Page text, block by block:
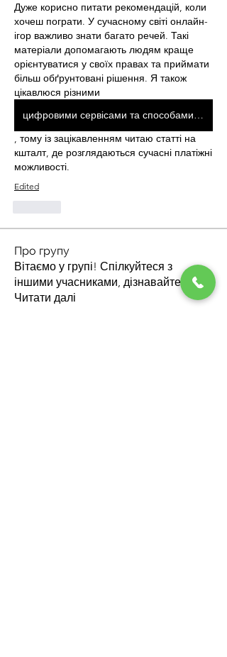
Дуже корисно питати рекомендацій, коли
хочеш пограти. У сучасному світі онлайн-
ігор важливо знати багато речей. Такі
матеріали допомагають людям краще
орієнтуватися у своїх правах та приймати
більш обґрунтовані рішення. Я також
цікавлюся різними
цифровими сервісами та способами онлайн-оплати
, тому із зацікавленням читаю статті на
кшталт, де розглядаються сучасні платіжні
можливості.
Edited
Про групу
Вітаємо у групі! Спілкуйтеся з
іншими учасниками, дізнавайте
Читати далі